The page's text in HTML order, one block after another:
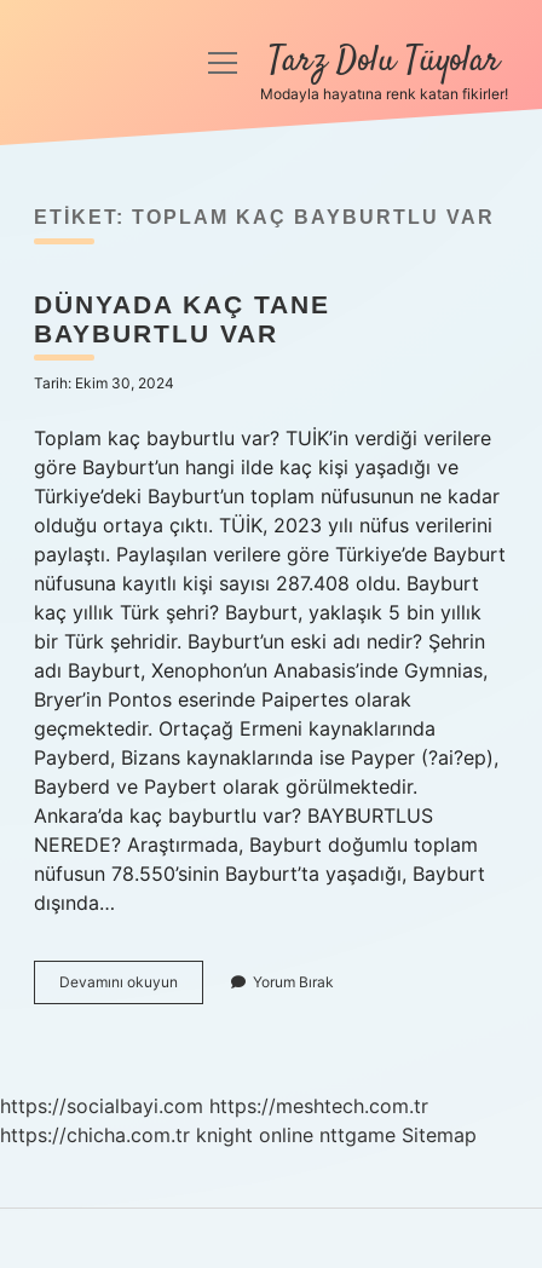
Anasayfa
Yasal Uyarı
Hakkımızda
menüyüTarz Dolu Tüyolar
Modayla hayatına renk katan fikirler!
ETIKET: TOPLAM KAÇ BAYBURTLU VAR
DÜNYADA KAÇ TANE
BAYBURTLU VAR
Tarih: Ekim 30, 2024
Toplam kaç bayburtlu var? TUİK’in verdiği verilere
göre Bayburt’un hangi ilde kaç kişi yaşadığı ve
Türkiye’deki Bayburt’un toplam nüfusunun ne kadar
olduğu ortaya çıktı. TÜİK, 2023 yılı nüfus verilerini
paylaştı. Paylaşılan verilere göre Türkiye’de Bayburt
nüfusuna kayıtlı kişi sayısı 287.408 oldu. Bayburt
kaç yıllık Türk şehri? Bayburt, yaklaşık 5 bin yıllık
bir Türk şehridir. Bayburt’un eski adı nedir? Şehrin
adı Bayburt, Xenophon’un Anabasis’inde Gymnias,
Bryer’in Pontos eserinde Paipertes olarak
geçmektedir. Ortaçağ Ermeni kaynaklarında
Payberd, Bizans kaynaklarında ise Payper (?ai?ep),
Bayberd ve Paybert olarak görülmektedir.
Ankara’da kaç bayburtlu var? BAYBURTLUS
NEREDE? Araştırmada, Bayburt doğumlu toplam
nüfusun 78.550’sinin Bayburt’ta yaşadığı, Bayburt
dışında…
Devamını okuyun Dünyada
Kaç
Yorum Bırak
https://socialbayi.com https://meshtech.com.tr
https://chicha.com.tr knight online nttgame Sitemap